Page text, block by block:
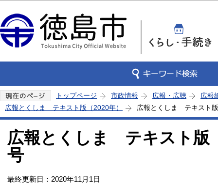
トップページ 市政情報 広報・広聴
広報
広報とくしま テキスト版（2020年）
広報とくしま テキスト
広報とくしま テキスト版
号
最終更新日：2020年11月1日